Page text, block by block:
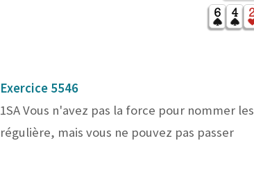
Exercice 5546
1SA Vous n'avez pas la force pour nommer les
régulière, mais vous ne pouvez pas passer